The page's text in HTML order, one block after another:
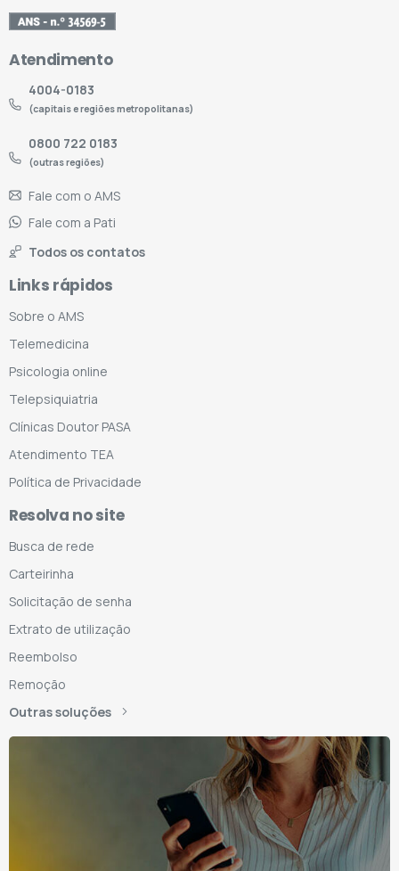
Atendimento
4004-0183
(capitais e regiões metropolitanas)
0800 722 0183
(outras regiões)
Fale com o AMS
Fale com a Pati
Todos os contatos
Links rápidos
Sobre o AMS
Telemedicina
Psicologia online
Telepsiquiatria
Clínicas Doutor PASA
Atendimento TEA
Política de Privacidade
Resolva no site
Busca de rede
Carteirinha
Solicitação de senha
Extrato de utilização
Reembolso
Remoção
Outras soluções